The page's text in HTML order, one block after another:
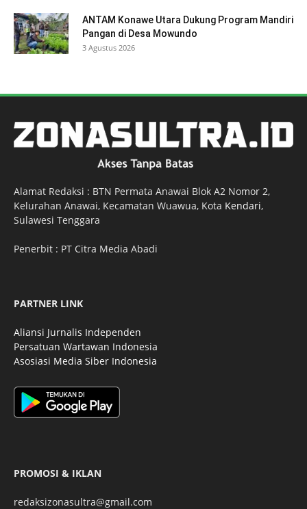
ANTAM Konawe Utara Dukung Program Mandiri
Pangan di Desa Mowundo
3 Agustus 2026
Alamat Redaksi : BTN Permata Anawai Blok A2 Nomor 2,
Kelurahan Anawai, Kecamatan Wuawua, Kota Kendari,
Sulawesi Tenggara
Penerbit : PT Citra Media Abadi
PARTNER LINK
Aliansi Jurnalis Independen
Persatuan Wartawan Indonesia
Asosiasi Media Siber Indonesia
PROMOSI & IKLAN
redaksizonasultra@gmail.com